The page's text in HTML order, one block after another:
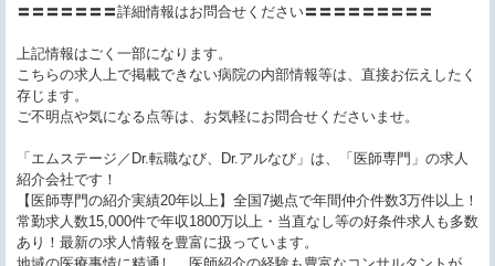
〓〓〓〓〓〓〓詳細情報はお問合せください〓〓〓〓〓〓〓〓〓
上記情報はごく一部になります。
こちらの求人上で掲載できない病院の内部情報等は、直接お伝えしたく
存じます。
ご不明点や気になる点等は、お気軽にお問合せくださいませ。
「エムステージ／Dr.転職なび、Dr.アルなび」は、「医師専門」の求人
紹介会社です！
【医師専門の紹介実績20年以上】全国7拠点で年間仲介件数3万件以上！
常勤求人数15,000件で年収1800万以上・当直なし等の好条件求人も多数
あり！最新の求人情報を豊富に扱っています。